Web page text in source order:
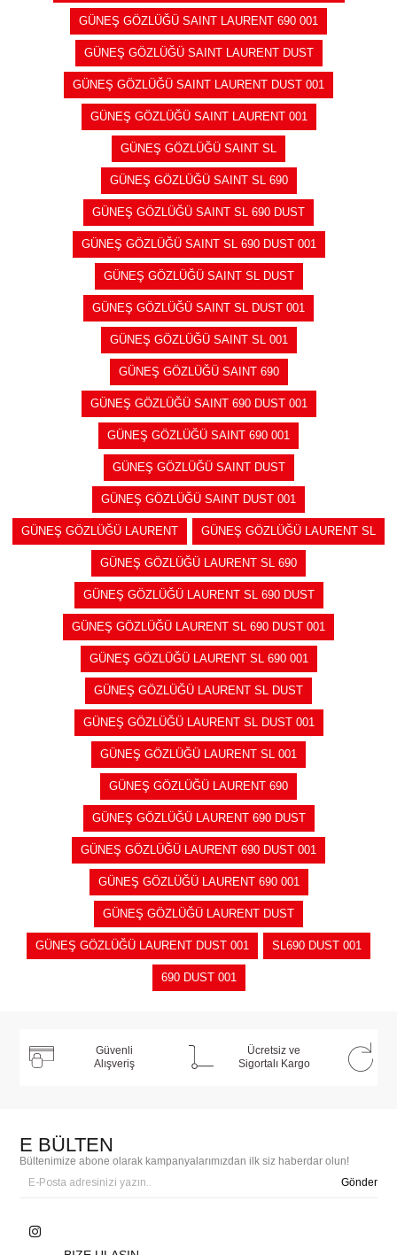
GÜNEŞ GÖZLÜĞÜ SAINT LAURENT 690 001
GÜNEŞ GÖZLÜĞÜ SAINT LAURENT DUST
GÜNEŞ GÖZLÜĞÜ SAINT LAURENT DUST 001
GÜNEŞ GÖZLÜĞÜ SAINT LAURENT 001
GÜNEŞ GÖZLÜĞÜ SAINT SL
GÜNEŞ GÖZLÜĞÜ SAINT SL 690
GÜNEŞ GÖZLÜĞÜ SAINT SL 690 DUST
GÜNEŞ GÖZLÜĞÜ SAINT SL 690 DUST 001
GÜNEŞ GÖZLÜĞÜ SAINT SL DUST
GÜNEŞ GÖZLÜĞÜ SAINT SL DUST 001
GÜNEŞ GÖZLÜĞÜ SAINT SL 001
GÜNEŞ GÖZLÜĞÜ SAINT 690
GÜNEŞ GÖZLÜĞÜ SAINT 690 DUST 001
GÜNEŞ GÖZLÜĞÜ SAINT 690 001
GÜNEŞ GÖZLÜĞÜ SAINT DUST
GÜNEŞ GÖZLÜĞÜ SAINT DUST 001
GÜNEŞ GÖZLÜĞÜ LAURENT GÜNEŞ GÖZLÜĞÜ LAURENT SL
GÜNEŞ GÖZLÜĞÜ LAURENT SL 690
GÜNEŞ GÖZLÜĞÜ LAURENT SL 690 DUST
GÜNEŞ GÖZLÜĞÜ LAURENT SL 690 DUST 001
GÜNEŞ GÖZLÜĞÜ LAURENT SL 690 001
GÜNEŞ GÖZLÜĞÜ LAURENT SL DUST
GÜNEŞ GÖZLÜĞÜ LAURENT SL DUST 001
GÜNEŞ GÖZLÜĞÜ LAURENT SL 001
GÜNEŞ GÖZLÜĞÜ LAURENT 690
GÜNEŞ GÖZLÜĞÜ LAURENT 690 DUST
GÜNEŞ GÖZLÜĞÜ LAURENT 690 DUST 001
GÜNEŞ GÖZLÜĞÜ LAURENT 690 001
GÜNEŞ GÖZLÜĞÜ LAURENT DUST
GÜNEŞ GÖZLÜĞÜ LAURENT DUST 001 SL690 DUST 001
690 DUST 001
Güvenli
Alışveriş
Ücretsiz ve
Sigortalı Kargo
E BÜLTEN
Bültenimize abone olarak kampanyalarımızdan ilk siz haberdar olun!
Gönder